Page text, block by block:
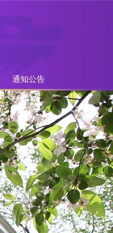
通知公告